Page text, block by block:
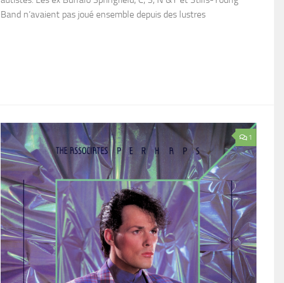
Band n’avaient pas joué ensemble depuis des lustres
1